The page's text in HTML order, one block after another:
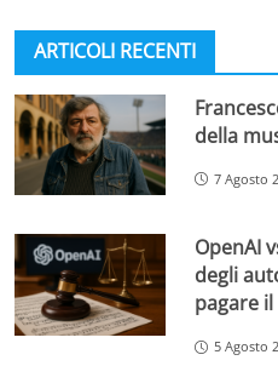
ARTICOLI RECENTI
della
7 Agosto
OpenAI
degli
pagare
5 Agosto